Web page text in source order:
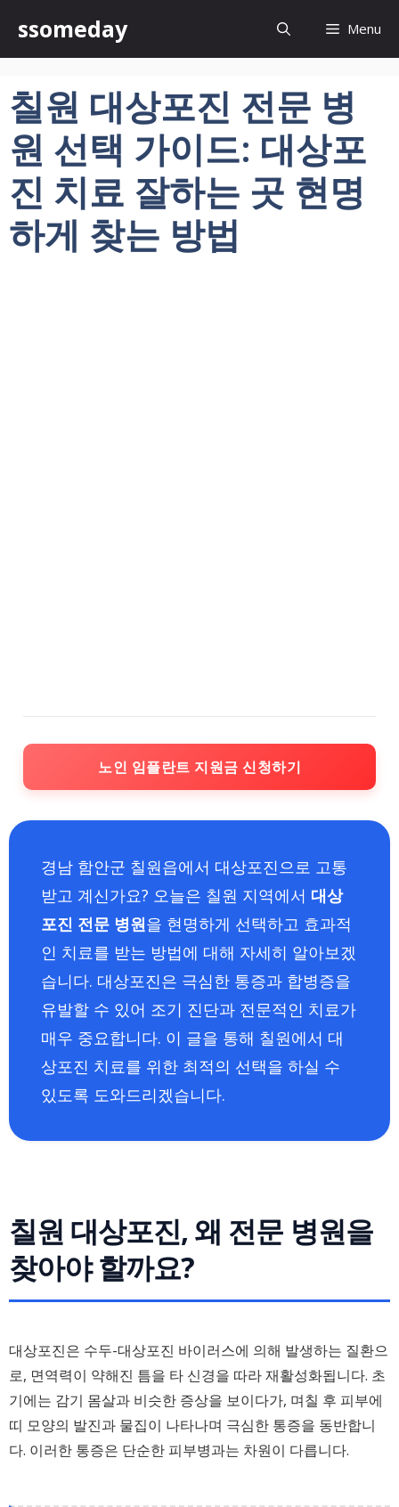
츠
건
뛰
ssomeday Menu
칠원 대상포진 전문 병
원 선택 가이드: 대상포
진 치료 잘하는 곳 현명
하게 찾는 방법
노인 임플란트 지원금 신청하기
경남 함안군 칠원읍에서 대상포진으로 고통
받고 계신가요? 오늘은 칠원 지역에서 대상
포진 전문 병원을 현명하게 선택하고 효과적
인 치료를 받는 방법에 대해 자세히 알아보겠
습니다. 대상포진은 극심한 통증과 합병증을
유발할 수 있어 조기 진단과 전문적인 치료가
매우 중요합니다. 이 글을 통해 칠원에서 대
상포진 치료를 위한 최적의 선택을 하실 수
있도록 도와드리겠습니다.
칠원 대상포진, 왜 전문 병원을
찾아야 할까요?
대상포진은 수두-대상포진 바이러스에 의해 발생하는 질환으
로, 면역력이 약해진 틈을 타 신경을 따라 재활성화됩니다. 초
기에는 감기 몸살과 비슷한 증상을 보이다가, 며칠 후 피부에
띠 모양의 발진과 물집이 나타나며 극심한 통증을 동반합니
다. 이러한 통증은 단순한 피부병과는 차원이 다릅니다.